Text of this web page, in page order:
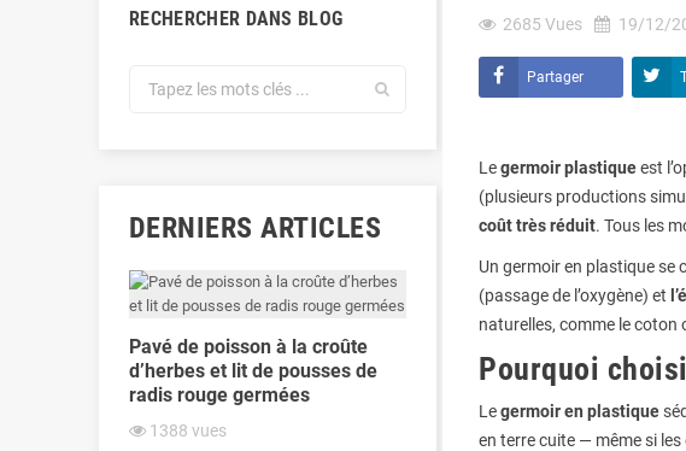
RECHERCHER DANS BLOG
DERNIERS ARTICLES
Pavé de poisson à la croûte
d’herbes et lit de pousses de
radis rouge germées
1388 vues
2685 Vues 19/12/
Partager
Legermoir plastiqueest
(plusieurs productions
coût très réduit. Tous les
Un germoir en plastique se
(passage de l’oxygène) et
naturelles, comme le coton
Pourquoi
Legermoir en plastique
en terre cuite — même si